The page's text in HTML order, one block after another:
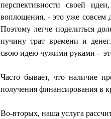
перспективности своей
воплощения, - это уже совсем
Поэтому легче поделиться
пучину трат времени и
свою идею чужими руками -
Часто бывает, что наличие
получения финансирования в
Во-вторых, наша услуга